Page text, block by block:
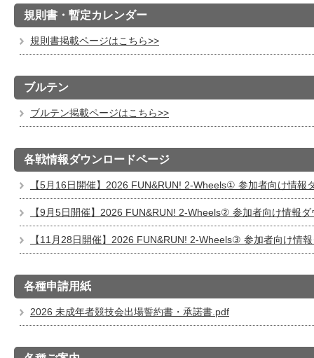
規則書・暫定カレンダー
規則書掲載ページはこちら>>
ブルテン
ブルテン掲載ページはこちら>>
各戦情報ダウンロードページ
【5月16日開催】2026 FUN&RUN! 2-Wheels① 参加者向け情報
【9月5日開催】2026 FUN&RUN! 2-Wheels② 参加者向け情報
【11月28日開催】2026 FUN&RUN! 2-Wheels③ 参加者向け情
各種申請用紙
2026 未成年者競技会出場誓約書・承諾書.pdf